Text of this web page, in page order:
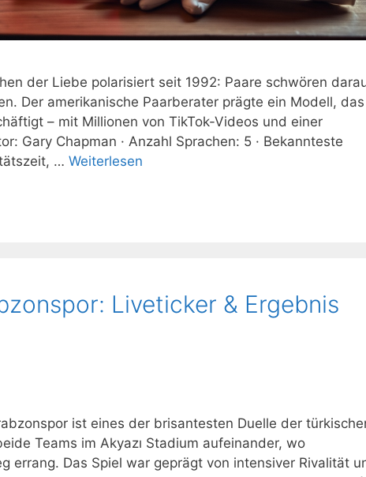
der Liebe polarisiert seit 1992: Paare schwören
Der amerikanische Paarberater prägte ein Modell, das
– mit Millionen von TikTok-Videos und einer
Gary Chapman · Anzahl Sprachen: 5 · Bekannteste
… Weiterlesen
Liveticker & Ergebnis
ist eines der brisantesten Duelle der
Teams im Akyazı Stadium aufeinander, wo
errang. Das Spiel war geprägt von intensiver Rivalität